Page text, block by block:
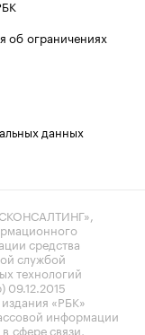
об ограничениях
данных
средства
службой
технологий
09.12.2015
«РБК»
информации
сфере связи,